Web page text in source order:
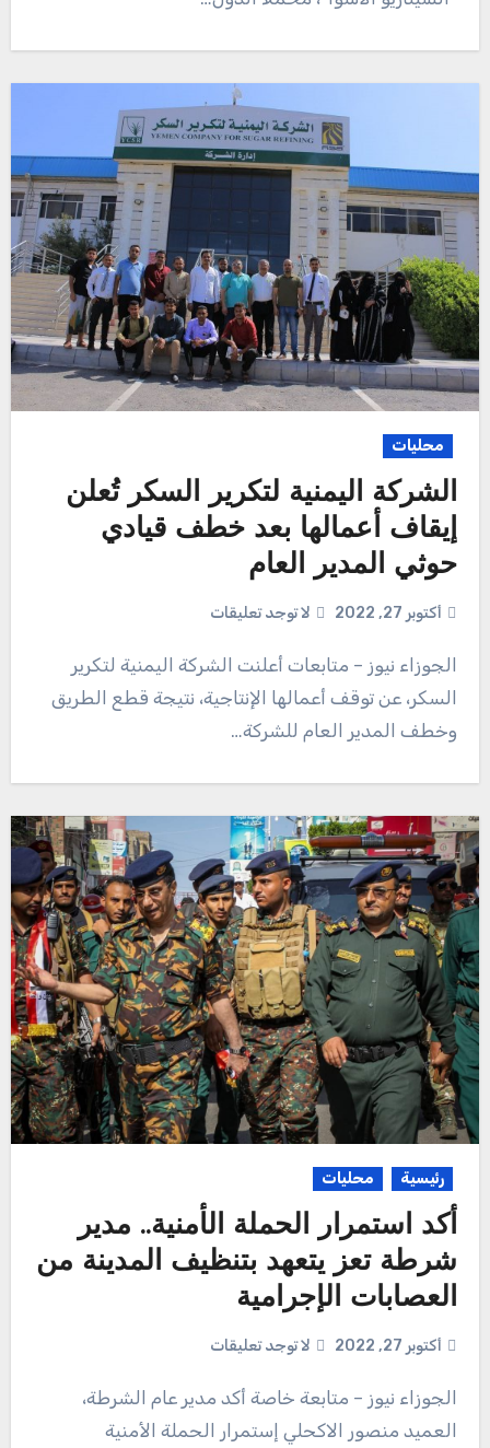
محليات
الشركة اليمنية لتكرير السكر تُعلن
إيقاف أعمالها بعد خطف قيادي
حوثي المدير العام
أكتوبر 27, 2022 لا توجد تعليقات
الجوزاء نيوز – متابعات أعلنت الشركة اليمنية لتكرير
السكر، عن توقف أعمالها الإنتاجية، نتيجة قطع الطريق
وخطف المدير العام للشركة…
رئيسية محليات
أكد استمرار الحملة الأمنية.. مدير
شرطة تعز يتعهد بتنظيف المدينة من
العصابات الإجرامية
أكتوبر 27, 2022 لا توجد تعليقات
الجوزاء نيوز – متابعة خاصة أكد مدير عام الشرطة،
العميد منصور الاكحلي إستمرار الحملة الأمنية